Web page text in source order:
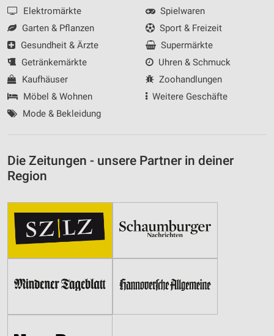
Elektromärkte
Garten & Pflanzen
Gesundheit & Ärzte
Getränkemärkte
Kaufhäuser
Möbel & Wohnen
Mode & Bekleidung
Spielwaren
Sport & Freizeit
Supermärkte
Uhren & Schmuck
Zoohandlungen
Weitere Geschäfte
Die Zeitungen - unsere Partner in deiner
Region